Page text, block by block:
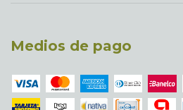
Medios de pago